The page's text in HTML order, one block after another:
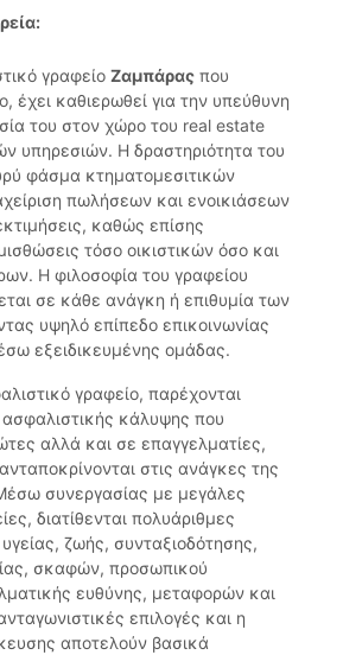
γραφείο Ζαμπάρας που
έχει καθιερωθεί για την υπεύθυνη
του στον χώρο του real estate
υπηρεσιών. Η δραστηριότητα του
φάσμα κτηματομεσιτικών
πωλήσεων και ενοικιάσεων
καθώς επίσης
τόσο οικιστικών όσο και
Η φιλοσοφία του γραφείου
σε κάθε ανάγκη ή επιθυμία των
υψηλό επίπεδο επικοινωνίας
εξειδικευμένης ομάδας.
γραφείο, παρέχονται
κάλυψης που
αλλά και σε επαγγελματίες,
στις ανάγκες της
συνεργασίας με μεγάλες
διατίθενται πολυάριθμες
ζωής, συνταξιοδότησης,
σκαφών, προσωπικού
ευθύνης, μεταφορών και
επιλογές και η
αποτελούν βασικά